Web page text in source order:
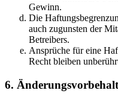
Gewinn.
Die
auch zugunsten der
Betreibers.
Ansprüche für eine
Recht bleiben
6. Änderungsvorbehalt